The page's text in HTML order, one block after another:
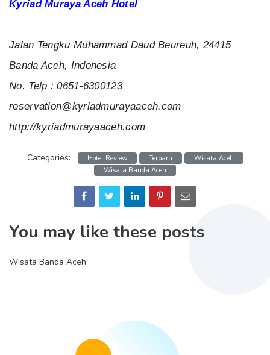
Kyriad Muraya Aceh Hotel
Jalan Tengku Muhammad Daud Beureuh, 24415
Banda Aceh, Indonesia
No. Telp : 0651-6300123
reservation@kyriadmurayaaceh.com
http://kyriadmurayaaceh.com
Categories: Hotel Review Terbaru
Wisata Aceh
Wisata Banda Aceh
You may like these posts
Wisata Banda Aceh